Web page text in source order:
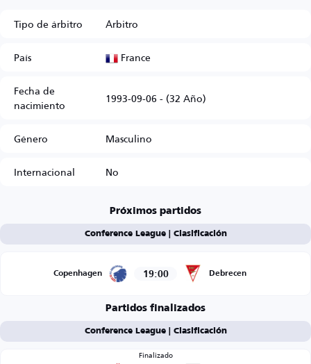
Tipo de árbitro
Árbitro
País
France
Fecha de
nacimiento 1993-09-06 - (32 Año)
Género
Masculino
Internacional
No
Próximos partidos
Conference League | Clasificación
Copenhagen 19:00 Debrecen
Partidos finalizados
Conference League | Clasificación
Finalizado